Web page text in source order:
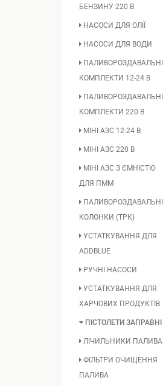
БЕНЗИНУ 220 В
НАСОСИ ДЛЯ ОЛІЇ
НАСОСИ ДЛЯ ВОДИ
ПАЛИВОРОЗДАВАЛЬНІ
КОМПЛЕКТИ 12-24 В
ПАЛИВОРОЗДАВАЛЬНІ
КОМПЛЕКТИ 220 В
МІНІ АЗС 12-24 В
МІНІ АЗС 220 В
МІНІ АЗС З ЄМНІСТЮ
ДЛЯ ПММ
ПАЛИВОРОЗДАВАЛЬНІ
КОЛОНКИ (ТРК)
УСТАТКУВАННЯ ДЛЯ
ADDBLUE
РУЧНІ НАСОСИ
УСТАТКУВАННЯ ДЛЯ
ХАРЧОВИХ ПРОДУКТІВ
ПІСТОЛЕТИ ЗАПРАВНІ
ЛІЧИЛЬНИКИ ПАЛИВА
ФІЛЬТРИ ОЧИЩЕННЯ
ПАЛИВА